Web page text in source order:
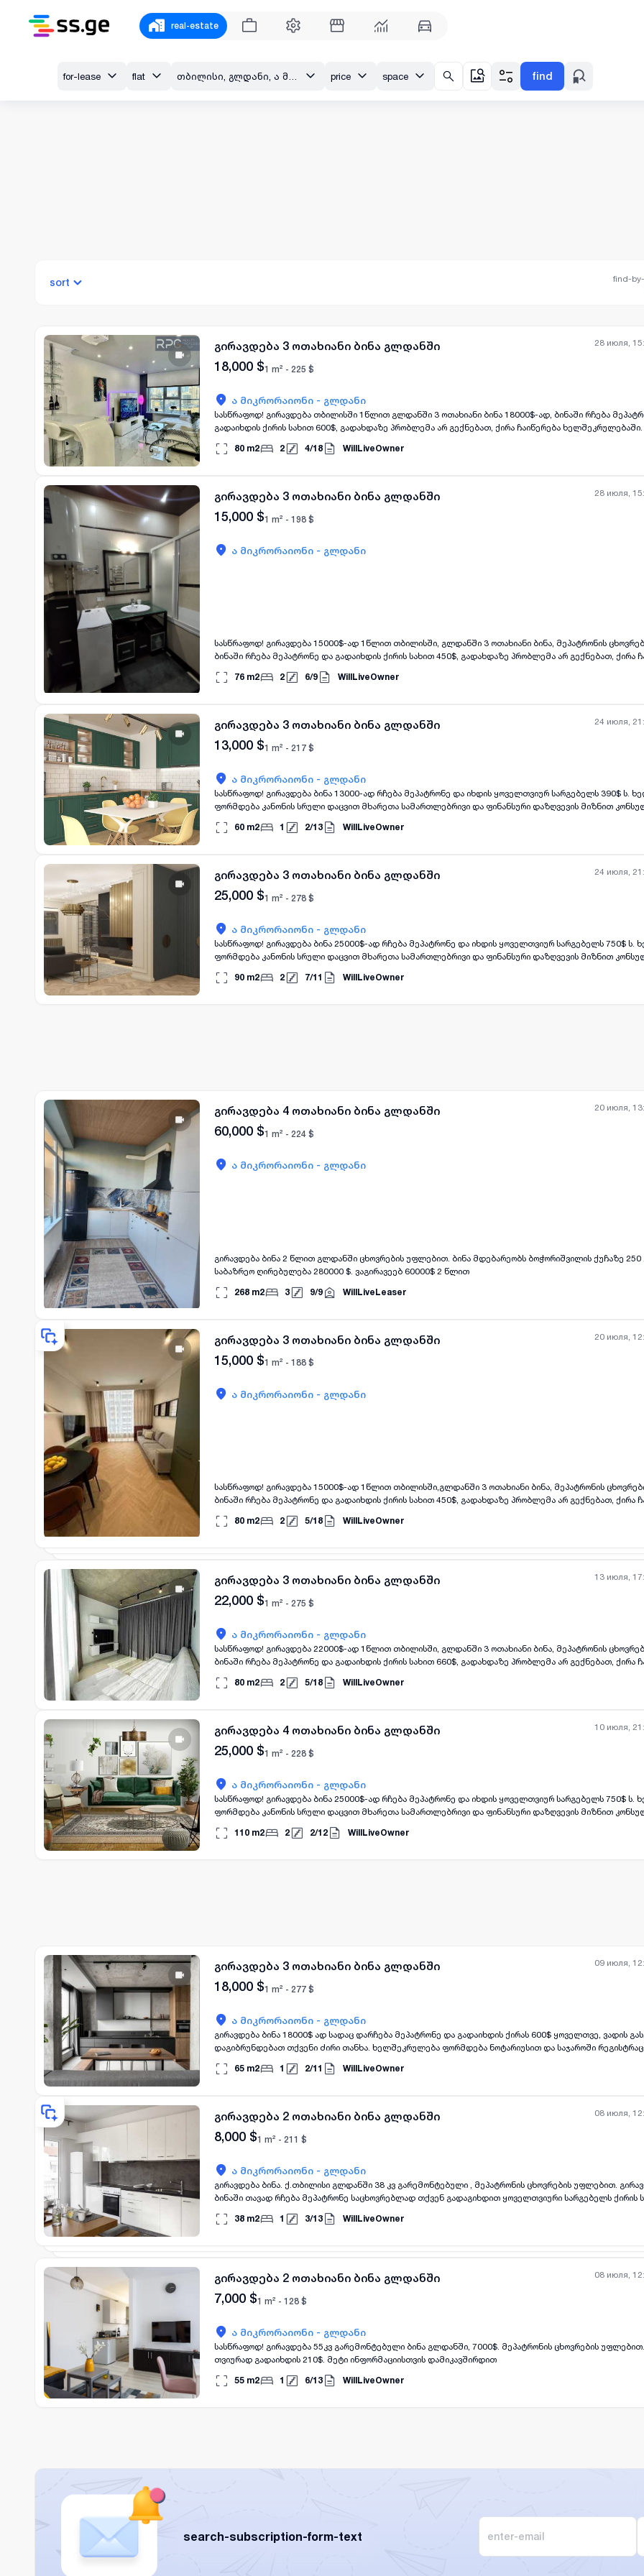
real-estate
for-lease flat price space find
sort find-
28 июля,
all-photos+(7)
გირავდება 3 ოთახიანი ბინა გლდანში
18,000 $1 m² - 225 $
ა მიკრორაიონი - გლდანი
სასწრაფოდ! გირავდება თბილისში 1წლით გლდანში 3 ოთახიანი ბინა 18000$-ად, ბინაში რჩება
გადაიხდის ქირის სახით 600$, გადახდაზე პრობლემა არ გექნებათ, ქირა ჩაიწერება
ტარდება საჯარო რეესტრში, ვადის გასვლის შედეგ თქვენ დაგიბრუნდებათ თქვენი კუთვნილი თანხა
ვზუნავთ თქვენზე, ხელშეკრულების დადებიდან მის დასრულებამდე
80 m2 2 4/18 WillLiveOwner
28 июля,
გირავდება 3 ოთახიანი ბინა გლდანში
15,000 $1 m² - 198 $
ა მიკრორაიონი - გლდანი
სასწრაფოდ! გირავდება 15000$-ად 1წლით თბილისში, გლდანში 3 ოთახიანი ბინა, მეპატრონის
ბინაში რჩება მეპატრონე და გადაიხდის ქირის სახით 450$, გადახდაზე პრობლემა არ გექნებათ, ქირა
ხელშეკრულებაში ბინა ფორმდება თქვენს სახელზე. ხელშეკრულება ფორმდება როგორც ნოტარიუსთან,
სახლში კანონის სრული დაცვით.ვადის გასვლის შედეგ თქვენ დაგიბრუნდებათ თქვენი კუთვნილი თანხა
76 m2 2 6/9 WillLiveOwner
24 июля,
გირავდება 3 ოთახიანი ბინა გლდანში
13,000 $1 m² - 217 $
ა მიკრორაიონი - გლდანი
სასწრაფოდ! გირავდება ბინა 13000-ად რჩება მეპატრონე და იხდის ყოველთვიურ სარგებელს 390$ ს.
ფორმდება კანონის სრული დაცვით მხარეთა სამართლებრივი და ფინანსური დაზღვევის მიზნით
იურისტთან. ჩვენ უზრუნველყოფთ, მხარეთა შორის გარიგებით გათვალისწინებული პირობების
და შესაბამისად მხარეთა ინტერესების დაცვას ხელშეკრულების დადებიდან მის შეწყვეტამდე
60 m2 1 2/13 WillLiveOwner
24 июля,
გირავდება 3 ოთახიანი ბინა გლდანში
25,000 $1 m² - 278 $
ა მიკრორაიონი - გლდანი
სასწრაფოდ! გირავდება ბინა 25000$-ად რჩება მეპატრონე და იხდის ყოველთვიურ სარგებელს 750$ ს.
ფორმდება კანონის სრული დაცვით მხარეთა სამართლებრივი და ფინანსური დაზღვევის მიზნით
იურისტთან. ჩვენ უზრუნველყოფთ, მხარეთა შორის გარიგებით გათვალისწინებული პირობების
და შესაბამისად მხარეთა ინტერესების დაცვას ხელშეკრულების დადებიდან მის შეწყვეტამდე
90 m2 2 7/11 WillLiveOwner
20 июля,
გირავდება 4 ოთახიანი ბინა გლდანში
60,000 $1 m² - 224 $
ა მიკრორაიონი - გლდანი
გირავდება ბინა 2 წლით გლდანში ცხოვრების უფლებით. ბინა მდებარეობს ბოჭორიშვილის ქუჩაზე 250
საბაზრეო ღირებულება 280000 $. ვაგირავეებ 60000$ 2 წლით
268 m2 3 9/9 WillLiveLeaser
20 июля,
გირავდება 3 ოთახიანი ბინა გლდანში
15,000 $1 m² - 188 $
ა მიკრორაიონი - გლდანი
სასწრაფოდ! გირავდება 15000$-ად 1წლით თბილისში,გლდანში 3 ოთახიანი ბინა, მეპატრონის
ბინაში რჩება მეპატრონე და გადაიხდის ქირის სახით 450$, გადახდაზე პრობლემა არ გექნებათ, ქირა
ხელშეკრულებაში ბინა ფორმდება თქვენს სახელზე. ხელშეკრულება ფორმდება როგორც ნოტარიუსთან,
სახლში კანონის სრული დაცვით.ვადის გასვლის შედეგ თქვენ დაგიბრუნდებათ თქვენი კუთვნილი თანხა
80 m2 2 5/18 WillLiveOwner
13 июля,
all-photos+(8)
გირავდება 3 ოთახიანი ბინა გლდანში
22,000 $1 m² - 275 $
ა მიკრორაიონი - გლდანი
სასწრაფოდ! გირავდება 22000$-ად 1წლით თბილისში, გლდანში 3 ოთახიანი ბინა, მეპატრონის
ბინაში რჩება მეპატრონე და გადაიხდის ქირის სახით 660$, გადახდაზე პრობლემა არ გექნებათ, ქირა
ხელშეკრულებაში ბინა ფორმდება თქვენს სახელზე. ხელშეკრულება ფორმდება როგორც ნოტარიუსთან,
სახლში კანონის სრული დაცვით.ვადის გასვლის შედეგ თქვენ დაგიბრუნდებათ თქვენი კუთვნილი თანხა
80 m2 2 5/18 WillLiveOwner
10 июля,
გირავდება 4 ოთახიანი ბინა გლდანში
25,000 $1 m² - 228 $
ა მიკრორაიონი - გლდანი
სასწრაფოდ! გირავდება ბინა 25000$-ად რჩება მეპატრონე და იხდის ყოველთვიურ სარგებელს 750$ ს.
ფორმდება კანონის სრული დაცვით მხარეთა სამართლებრივი და ფინანსური დაზღვევის მიზნით
იურისტთან. ჩვენ უზრუნველყოფთ, მხარეთა შორის გარიგებით გათვალისწინებული პირობების
და შესაბამისად მხარეთა ინტერესების დაცვას ხელშეკრულების დადებიდან მის შეწყვეტამდე
110 m2 2 2/12 WillLiveOwner
09 июля,
გირავდება 3 ოთახიანი ბინა გლდანში
18,000 $1 m² - 277 $
ა მიკრორაიონი - გლდანი
გირავდება ბინა 18000$ ად სადაც დარჩება მეპატრონე და გადაიხდის ქირას 600$ ყოველთვე, ვადის
დაგიბრუნდებათ თქვენი ძირი თანხა. ხელშეკრულება ფორმდება ნოტარიუსით და საჯაროში
65 m2 1 2/11 WillLiveOwner
08 июля,
გირავდება 2 ოთახიანი ბინა გლდანში
8,000 $1 m² - 211 $
ა მიკრორაიონი - გლდანი
გირავდება ბინა. ქ.თბილისი გლდანში 38 კვ გარემონტებული , მეპატრონის ცხოვრების უფლებით.
ბინაში თავად რჩება მეპატრონე საცხოვრებლად თქვენ გადაგიხდით ყოველთვიური სარგებელს ქირის
ხელშეკრულება გაფორმდება იუსტიციის სახლში . დეტალური ინფორმაციის მისაღებად
ნომერზე.
38 m2 1 3/13 WillLiveOwner
08 июля,
გირავდება 2 ოთახიანი ბინა გლდანში
7,000 $1 m² - 128 $
ა მიკრორაიონი - გლდანი
სასწრაფოდ! გირავდება 55კვ გარემონტებული ბინა გლდანში, 7000$. მეპატრონის ცხოვრების
თვიურად გადაიხდის 210$. მეტი ინფორმაციისთვის დამიკავშირდით
55 m2 1 6/13 WillLiveOwner
search-subscription-form-text